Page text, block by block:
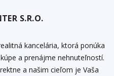
S.R.O.
kancelária, ktorá ponúka
a prenájme nehnuteľností.
a našim cieľom je Vaša